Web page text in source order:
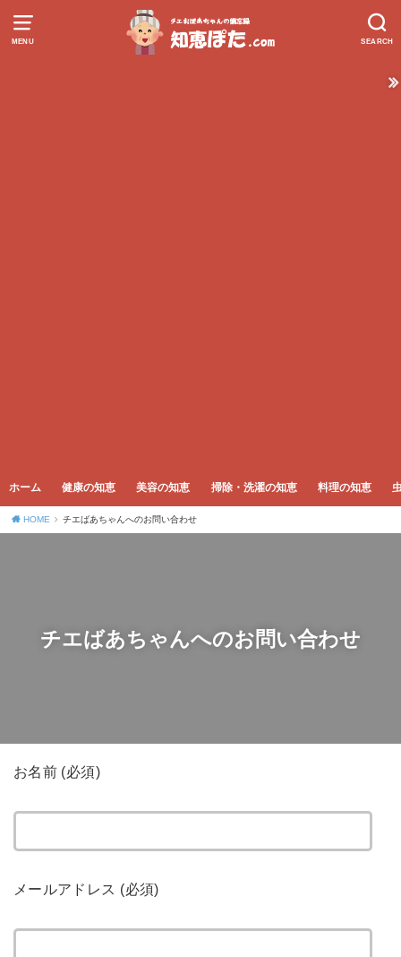
MENU SEARCH
ホーム 健康の知恵 美容の知恵 掃除・洗濯の知恵 料理の知恵
HOME チエばあちゃんへのお問い合わせ
チエばあちゃんへのお問い合わせ
お名前 (必須)
メールアドレス (必須)